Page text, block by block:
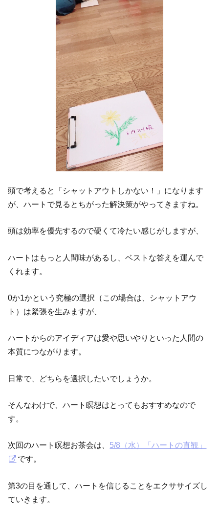
頭で考えると「シャットアウトしかない！」になります
が、ハートで見るとちがった解決策がやってきますね。
頭は効率を優先するので硬くて冷たい感じがしますが、
ハートはもっと人間味があるし、ベストな答えを運んで
くれます。
0か1かという究極の選択（この場合は、シャットアウ
ト）は緊張を生みますが、
ハートからのアイディアは愛や思いやりといった人間の
本質につながります。
日常で、どちらを選択したいでしょうか。
そんなわけで、ハート瞑想はとってもおすすめなので
す。
次回のハート瞑想お茶会は、 5/8（水）「ハートの直観」
です。
第3の目を通して、ハートを信じることをエクササイズし
ていきます。